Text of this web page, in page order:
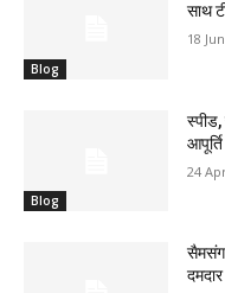
Blog
साथ
18
Blog
24
सैमसंग